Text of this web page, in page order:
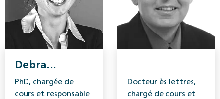
Debra
Hevenstone
PhD, chargée de
cours et responsable
Docteur ès lettres,
chargé de cours et